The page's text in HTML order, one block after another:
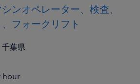
ンオペレーター、検査、
フォークリフト
葉県
hour